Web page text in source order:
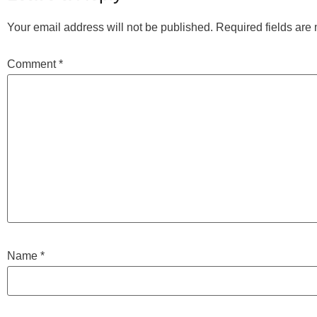
Your email address will not be published. Required fields are
Comment*
Name *